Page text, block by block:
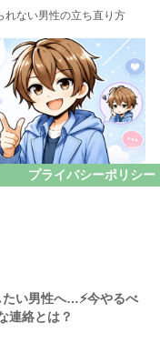
れない男性の立ち直り方
プライバシーポリシー
い男性へ…⚡今やるべ
連絡とは？